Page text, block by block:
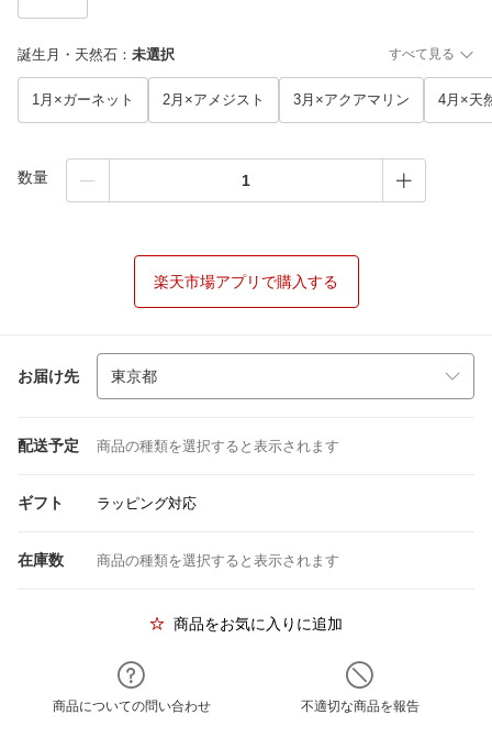
誕生月・天然石 ： 未選択 すべて見る
1月×ガーネット 2月×アメジスト 3月×アクアマリン 4月×天
数量
楽天市場アプリで購入する
お届け先
配送予定 商品の種類を選択すると表示されます
ギフト ラッピング対応
在庫数 商品の種類を選択すると表示されます
商品をお気に入りに追加
商品についての問い合わせ 不適切な商品を報告